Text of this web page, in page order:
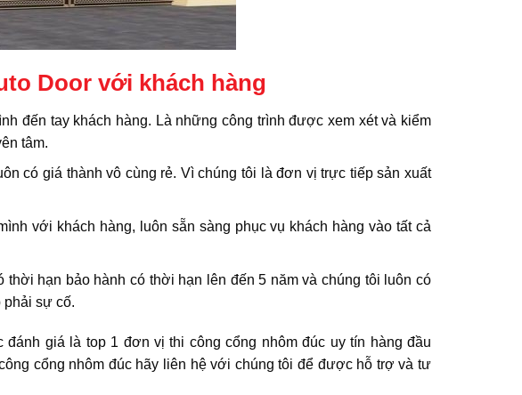
Door với khách hàng
đến tay khách hàng. Là những công trình được xem xét và kiểm
tâm.
có giá thành vô cùng rẻ. Vì chúng tôi là đơn vị trực tiếp sản xuất
với khách hàng, luôn sẵn sàng phục vụ khách hàng vào tất cả
thời hạn bảo hành có thời hạn lên đến 5 năm và chúng tôi luôn có
phải sự cố.
đánh giá là top 1 đơn vị thi công cổng nhôm đúc uy tín hàng đầu
cổng nhôm đúc hãy liên hệ với chúng tôi để được hỗ trợ và tư